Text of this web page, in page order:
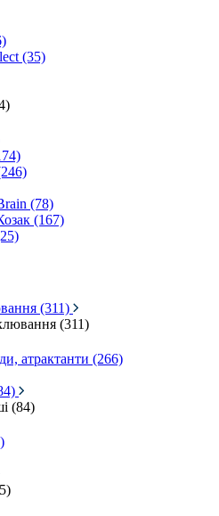
(35)
(78)
(167)
(311)
(311)
атрактанти (266)
(84)